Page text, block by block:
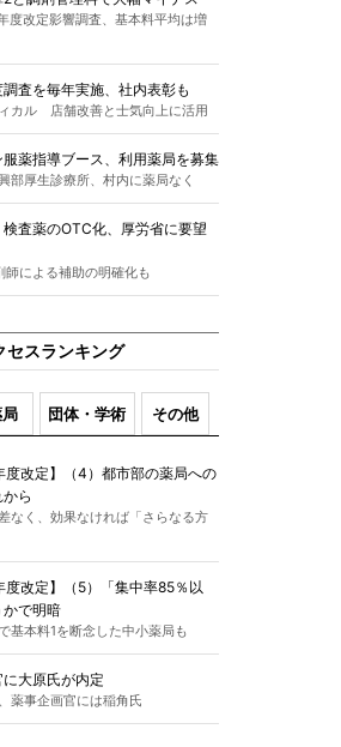
度改定影響調査、基本料平均は増
査を毎年実施、社内表彰も
カル 店舗改善と士気向上に活用
服薬指導ブース、利用薬局を募集
部厚生診療所、村内に薬局なく
検査薬のOTC化、厚労省に要望
師による補助の明確化も
セスランキング
団体・学術 その他
度改定】（4）都市部の薬局への
ら
なく、効果なければ「さらなる方
度改定】（5）「集中率85％以
で明暗
基本料1を断念した中小薬局も
大原氏が内定
薬事企画官には稲角氏